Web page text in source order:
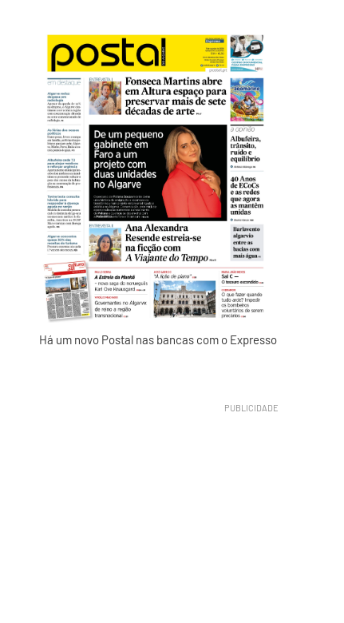
Há um novo Postal nas bancas com o Expresso